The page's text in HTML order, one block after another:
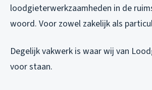
loodgieterwerkzaamheden in de
woord. Voor zowel zakelijk als
Degelijk vakwerk is waar wij van
voor staan.